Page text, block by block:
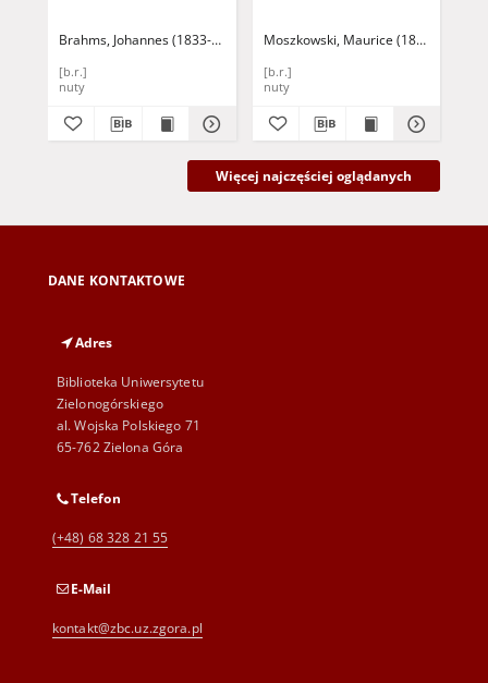
Brahms, Johannes (1833-1897)
[b.r.]
nuty
Moszkowski, Maurice (1854-1925)
[b.r.]
nuty
Więcej najczęściej oglądanych
DANE KONTAKTOWE
Adres
Biblioteka Uniwersytetu
Zielonogórskiego
al. Wojska Polskiego 71
65-762 Zielona Góra
Telefon
(+48) 68 328 21 55
E-Mail
kontakt@zbc.uz.zgora.pl